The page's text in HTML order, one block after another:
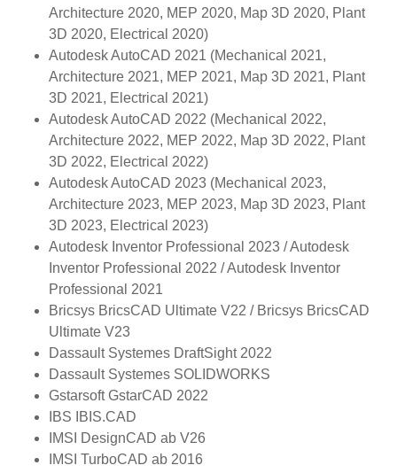
Architecture 2020, MEP 2020, Map 3D 2020, Plant
3D 2020, Electrical 2020)
Autodesk AutoCAD 2021 (Mechanical 2021,
Architecture 2021, MEP 2021, Map 3D 2021, Plant
3D 2021, Electrical 2021)
Autodesk AutoCAD 2022 (Mechanical 2022,
Architecture 2022, MEP 2022, Map 3D 2022, Plant
3D 2022, Electrical 2022)
Autodesk AutoCAD 2023 (Mechanical 2023,
Architecture 2023, MEP 2023, Map 3D 2023, Plant
3D 2023, Electrical 2023)
Autodesk Inventor Professional 2023 / Autodesk
Inventor Professional 2022 / Autodesk Inventor
Professional 2021
Bricsys BricsCAD Ultimate V22 / Bricsys BricsCAD
Ultimate V23
Dassault Systemes DraftSight 2022
Dassault Systemes SOLIDWORKS
Gstarsoft GstarCAD 2022
IBS IBIS.CAD
IMSI DesignCAD ab V26
IMSI TurboCAD ab 2016